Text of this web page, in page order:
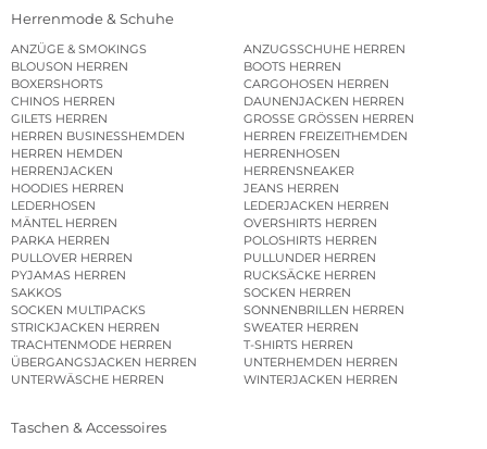
Herrenmode & Schuhe
ANZÜGE & SMOKINGS
ANZUGSSCHUHE HERREN
BLOUSON HERREN
BOOTS HERREN
BOXERSHORTS
CARGOHOSEN HERREN
CHINOS HERREN
DAUNENJACKEN HERREN
GILETS HERREN
GROSSE GRÖSSEN HERREN
HERREN BUSINESSHEMDEN
HERREN FREIZEITHEMDEN
HERREN HEMDEN
HERRENHOSEN
HERRENJACKEN
HERRENSNEAKER
HOODIES HERREN
JEANS HERREN
LEDERHOSEN
LEDERJACKEN HERREN
MÄNTEL HERREN
OVERSHIRTS HERREN
PARKA HERREN
POLOSHIRTS HERREN
PULLOVER HERREN
PULLUNDER HERREN
PYJAMAS HERREN
RUCKSÄCKE HERREN
SAKKOS
SOCKEN HERREN
SOCKEN MULTIPACKS
SONNENBRILLEN HERREN
STRICKJACKEN HERREN
SWEATER HERREN
TRACHTENMODE HERREN
T-SHIRTS HERREN
ÜBERGANGSJACKEN HERREN
UNTERHEMDEN HERREN
UNTERWÄSCHE HERREN
WINTERJACKEN HERREN
Taschen & Accessoires